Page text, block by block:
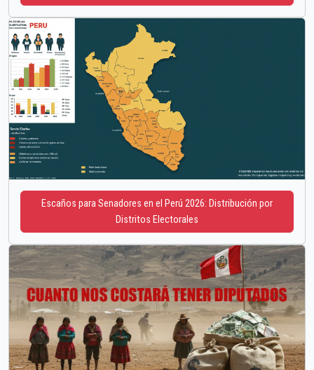
Escaños para Senadores en el Perú 2026: Distribución por
Distritos Electorales